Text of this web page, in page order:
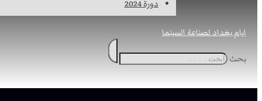
دورة 2024
ايام بغداد لصناعة السينما
بحث